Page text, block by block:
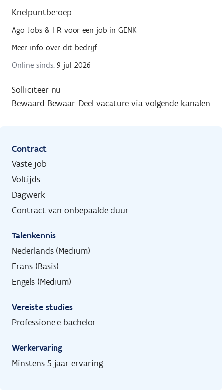
Knelpuntberoep
Ago Jobs & HR voor een job in GENK
Meer info over dit bedrijf
Online sinds: 9 jul 2026
Solliciteer nu
Bewaard Bewaar Deel vacature via volgende kanalen
Contract
Vaste job
Voltijds
Dagwerk
Contract van onbepaalde duur
Talenkennis
Nederlands (Medium)
Frans (Basis)
Engels (Medium)
Vereiste studies
Professionele bachelor
Werkervaring
Minstens 5 jaar ervaring